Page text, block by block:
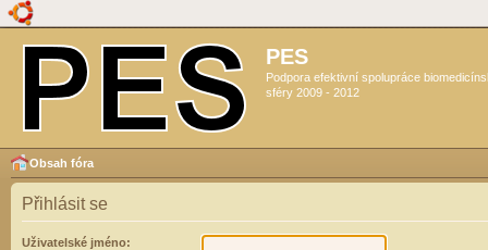
PES
Podpora efektivní spolupráce
sféry 2009 - 2012
Obsah fóra
Přihlásit se
Uživatelské jméno: